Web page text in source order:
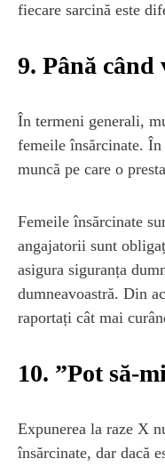
fiecare sarcină este
9. Până când
În termeni generali,
femeile însărcinate.
muncă pe care o
Femeile însărcinate
angajatorii sunt
asigura siguranța
dumneavoastră. Din
raportați cât mai
10. ”Pot să-
Expunerea la raze X
însărcinate, dar dacă